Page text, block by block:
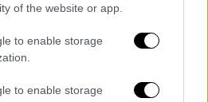
of the website or app.
to enable storage
to enable storage
διάστημα οπότε και οι
θα έχουμε
.